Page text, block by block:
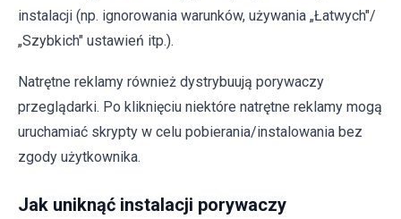
instalacji (np. ignorowania warunków, używania „Łatwych"/
„Szybkich" ustawień itp.).
Natrętne reklamy również dystrybuują porywaczy
przeglądarki. Po kliknięciu niektóre natrętne reklamy mogą
uruchamiać skrypty w celu pobierania/instalowania bez
zgody użytkownika.
Jak uniknąć instalacji porywaczy